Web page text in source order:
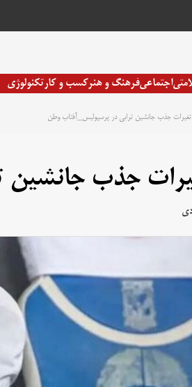
اجتماعیفرهنگ و هنرکسب و کارتکنولوژی
جذب جانشین ترابی در پرسپولیس_آفتاب وطن
جذب جانشین